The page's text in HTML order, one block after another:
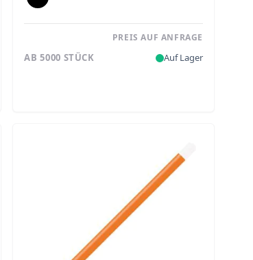
PREIS AUF ANFRAGE
AB 5000 STÜCK Auf Lager